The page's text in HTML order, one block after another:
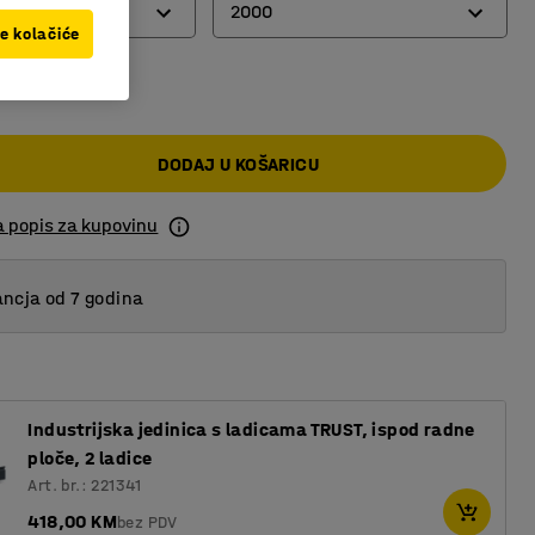
2000
DODAJ U KOŠARICU
popis za kupovinu
od 7 godina
Industrijska jedinica s ladicama TRUST, ispod radne
ploče, 2 ladice
Art. br.: 221341
418,00 KMbez PDV
kolačiće